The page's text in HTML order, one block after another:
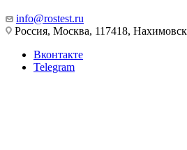
info@rostest.ru
Россия, Москва, 117418,
Вконтакте
Telegram